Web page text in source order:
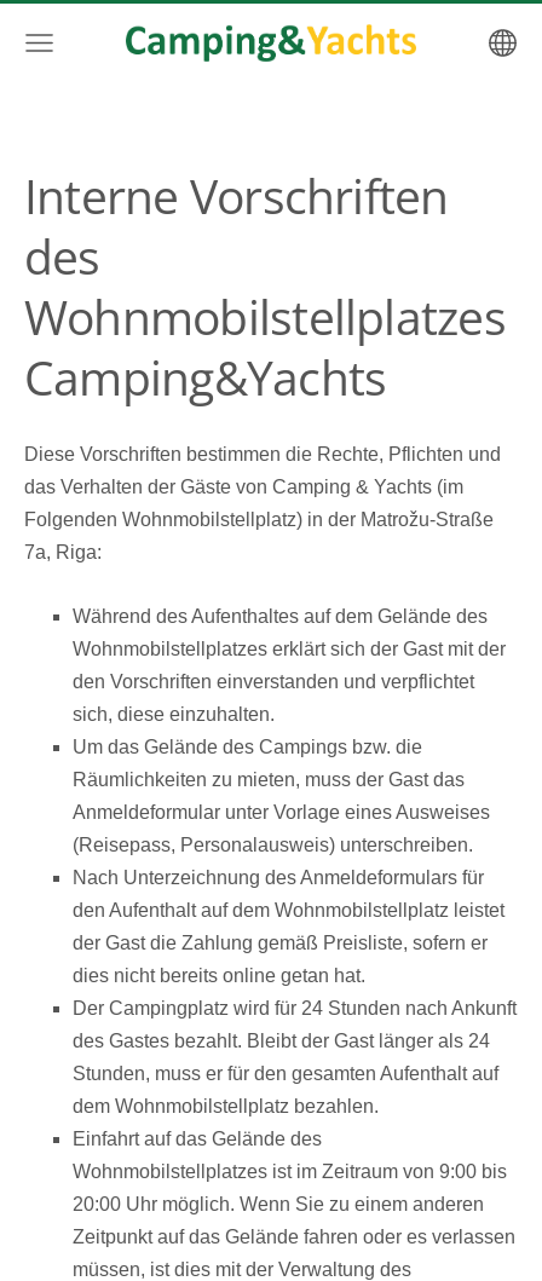
Interne Vorschriften
des
Wohnmobilstellplatzes
Camping&Yachts
Diese Vorschriften bestimmen die Rechte, Pflichten und
das Verhalten der Gäste von Camping & Yachts (im
Folgenden Wohnmobilstellplatz) in der Matrožu-Straße
7a, Riga:
Während des Aufenthaltes auf dem Gelände des
Wohnmobilstellplatzes erklärt sich der Gast mit der
den Vorschriften einverstanden und verpflichtet
sich, diese einzuhalten.
Um das Gelände des Campings bzw. die
Räumlichkeiten zu mieten, muss der Gast das
Anmeldeformular unter Vorlage eines Ausweises
(Reisepass, Personalausweis) unterschreiben.
Nach Unterzeichnung des Anmeldeformulars für
den Aufenthalt auf dem Wohnmobilstellplatz leistet
der Gast die Zahlung gemäß Preisliste, sofern er
dies nicht bereits online getan hat.
Der Campingplatz wird für 24 Stunden nach Ankunft
des Gastes bezahlt. Bleibt der Gast länger als 24
Stunden, muss er für den gesamten Aufenthalt auf
dem Wohnmobilstellplatz bezahlen.
Einfahrt auf das Gelände des
Wohnmobilstellplatzes ist im Zeitraum von 9:00 bis
20:00 Uhr möglich. Wenn Sie zu einem anderen
Zeitpunkt auf das Gelände fahren oder es verlassen
müssen, ist dies mit der Verwaltung des